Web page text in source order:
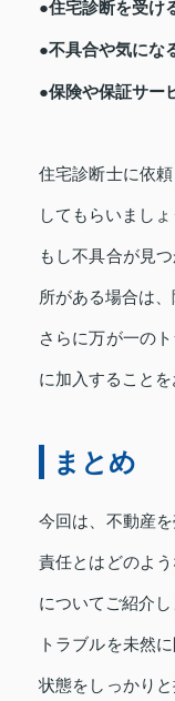
●住宅診断を受け
●不具合や気にな
●保険や保証サー
住宅診断士に依
してもらいましょ
もし不具合が見
所がある場合は
さらに万が一の
に加入することを
まとめ
今回は、不動産
責任とはどのよ
についてご紹介し
トラブルを未然
状態をしっかり